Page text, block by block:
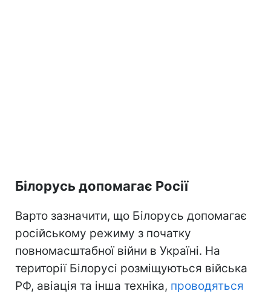
Білорусь допомагає Росії
Варто зазначити, що Білорусь допомагає
російському режиму з початку
повномасштабної війни в Україні. На
території Білорусі розміщуються війська
РФ, авіація та інша техніка, проводяться